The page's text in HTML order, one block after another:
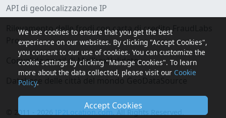
API di geolocalizzazione IP
Rilevamento delle frodi con carta di credito FraudLabs
Pro
Convalida email di MailboxValidator
Database delle città del mondo GeoDataSource
© 2011 - 2026 IP2Location.com
We use cookies to ensure that you get the best
experience on our websites. By clicking "Accept Cookies",
you consent to our use of cookies. You can customize the
cookie settings by clicking "Manage Cookies". To learn
more about the data collected, please visit our Cookie
Policy.
Accept Cookies